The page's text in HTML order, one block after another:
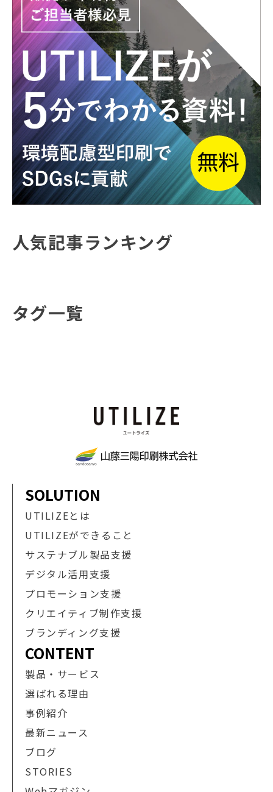
人気記事ランキング
タグ一覧
SOLUTION
UTILIZEとは
UTILIZEができること
サステナブル製品支援
デジタル活用支援
プロモーション支援
クリエイティブ制作支援
ブランディング支援
CONTENT
製品・サービス
選ばれる理由
事例紹介
最新ニュース
ブログ
STORIES